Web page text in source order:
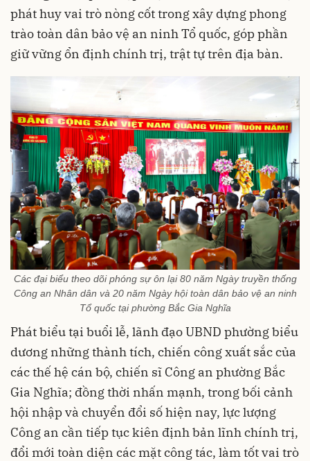
phát huy vai trò nòng cốt trong xây dựng phong
trào toàn dân bảo vệ an ninh Tổ quốc, góp phần
giữ vững ổn định chính trị, trật tự trên địa bàn.
Các đại biểu theo dõi phóng sự ôn lại 80 năm Ngày truyền thống
Công an Nhân dân và 20 năm Ngày hội toàn dân bảo vệ an ninh
Tổ quốc tại phường Bắc Gia Nghĩa
Phát biểu tại buổi lễ, lãnh đạo UBND phường biểu
dương những thành tích, chiến công xuất sắc của
các thế hệ cán bộ, chiến sĩ Công an phường Bắc
Gia Nghĩa; đồng thời nhấn mạnh, trong bối cảnh
hội nhập và chuyển đổi số hiện nay, lực lượng
Công an cần tiếp tục kiên định bản lĩnh chính trị,
đổi mới toàn diện các mặt công tác, làm tốt vai trò